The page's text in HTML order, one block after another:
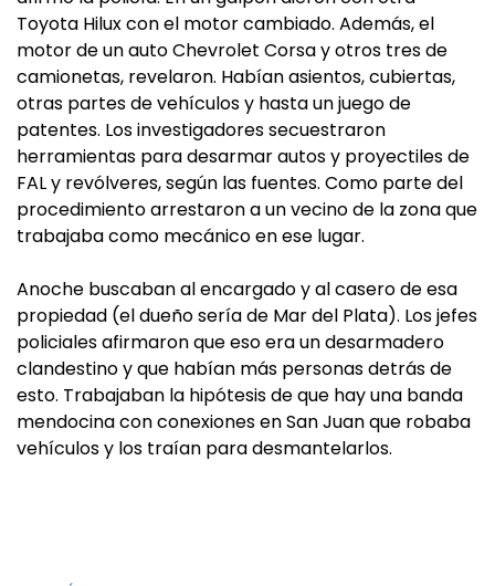
Toyota Hilux con el motor cambiado. Además, el
motor de un auto Chevrolet Corsa y otros tres de
camionetas, revelaron. Habían asientos, cubiertas,
otras partes de vehículos y hasta un juego de
patentes. Los investigadores secuestraron
herramientas para desarmar autos y proyectiles de
FAL y revólveres, según las fuentes. Como parte del
procedimiento arrestaron a un vecino de la zona que
trabajaba como mecánico en ese lugar.
Anoche buscaban al encargado y al casero de esa
propiedad (el dueño sería de Mar del Plata). Los jefes
policiales afirmaron que eso era un desarmadero
clandestino y que habían más personas detrás de
esto. Trabajaban la hipótesis de que hay una banda
mendocina con conexiones en San Juan que robaba
vehículos y los traían para desmantelarlos.